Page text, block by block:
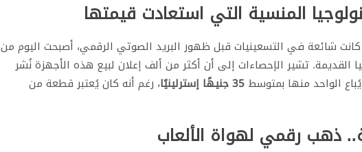
المنسية التي استعادت قيمتها
كانت شائعة في التسعينيات قبل ظهور البريد الصوتي الرقمي، أصبحت اليوم من
القديمة. تشير الإحصاءات إلى أن أكثر من ألف إعلان لبيع هذه الأجهزة نُشر
الواحد منها بمتوسط35 جنيهًا إسترلينيًا
، رغم أنه كان يُعتبر قطعة من
ذهب رقمي لهواة الألعاب